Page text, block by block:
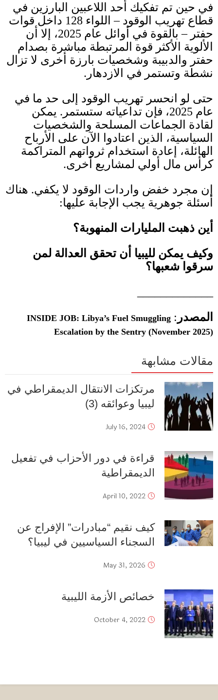
في حين تم تفكيك أحد اللاعبين البارزين في
قطاع تهريب الوقود– اللواء 128 داخل قوات
حفتر– بالقوة في أوائل عام 2025، إلا أن
الألوية الأكثر قوة المرتبطة مباشرة بصدام
حفتر والدبيبة وشخصيات بارزة أخرى لا تزال
نشطة وتستمر في الازدهار .
حتى لو انحسر تهريب الوقود إلى حد ما في
عام 2025، فإن تداعياته ستستمر . يمكن
لقادة الجماعات المسلحة والشخصيات
السياسية، الذين اعتادوا الآن على الأرباح
الهائلة، إعادة استخدام ثرواتهم المتراكمة
كرأس مال أولي لمشاريع أخرى.
إن مجرد خفض واردات الوقود لا يكفي. هناك
أسئلة جوهرية يجب الإجابة عليها:
أين ذهبت المليارات المنهوبة؟
وكيف يمكن لليبيا أن تحقق العدالة لمن
سرقوا شعبها؟
المصدر :
INSIDE JOB: Libya’s Fuel Smuggling
Escalation by the Sentry (November 2025)
مقالات مشابهة
مرتكزات الانتقال الديمقراطي ‬في
ليبيا وعوائقه (3)
July 16, 2024
قراءة في دور الأحزاب في تفعيل
الديمقراطية
April 10, 2022
كيف نقيم “مبادرات” الإفراج عن
السجناء السياسيين في ليبيا؟
May 31, 2026
خصائص الأزمة الليبية
October 4, 2022